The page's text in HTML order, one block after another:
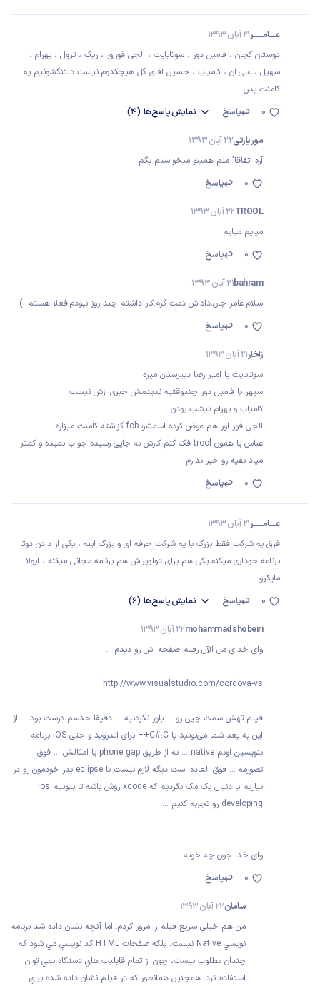
عــــــامـــــــــر21 آبان 1393
دوستان کجان ، فامیل دور ، سوتابایت ، الجی فوراِور ، ریک ، ترول ، بهرام ،
سهیل ، علی.ان ، کامیاب ، حسین اقای گل هیچکدوم نیست دلتنگشونیم یه
کامنت بدن
پاسخ
نمایشپاسخ‌ها (4) 0
موریارتی22 آبان 1393
آره اتفاقا" منم همینو میخواستم بگم
پاسخ
0
TROOL22 آبان 1393
میایم میایم
پاسخ
0
bahram21 آبان 1393
سلام عامر جان.داداش دمت گرم.کار داشتم چند روز نبودم.فعلا هستم :)
پاسخ
0
زاخار21 آبان 1393
سوتابایت یا امیر رضا دبیرستان میره
سپهر یا فامیل دور چندوقتیه ندیدمش خبری ازش نیست
کامیاب و بهرام دیشب بودن
الجی فور اور هم عوض کرده اسمشو fcb گزاشته کامنت میزاره
عباس یا همون trool فک کنم کارش به جایی رسیده جواب نمیده و کمتر
میاد بقیه رو خبر ندارم
پاسخ
0
عــــــامـــــــــر21 آبان 1393
فرق یه شرکت فقط بزرگ با یه شرکت حرفه ای و بزرگ اینه ، یکی از دادن دوتا
برنامه خوداری میکنه یکی هم برای دولوپراش هم برنامه مجانی میکنه ، ایولا
مایکرو
پاسخ
نمایشپاسخ‌ها (6) 0
mohammad shobeiri22 آبان 1393
وای خدای من الآن رفتم صفحه اش رو دیدم ...
http://www.visualstudio.com/cordova-vs
فیلم تهش سمت چپی رو ... باور نکردنیه ... دقیقا حدسم درست بود ... از
این به بعد شما می‌تونید با C#،C++ برای اندروید و حتی iOS برنامه
بنویسین اونم native ... نه از طریق phone gap یا امثالش ... فوق
تصورمه ... فوق العاده است دیگه لازم نیست با eclipse پدر خودمون رو در
بیاریم یا دنبال یک مک بگردیم که xcode روش باشه تا بتونیم ios
developing رو تجربه کنیم ...
وای خدا جون چه خوبه ...
پاسخ
0
سامان22 آبان 1393
من هم خيلي سريع فيلم را مرور كردم. اما آنچه نشان داده شد برنامه
نويسي Native نيست، بلكه صفحات HTML كد نويسي مي شود كه
چندان مطلوب نيست، چون از تمام قابليت هاي دستگاه نمي توان
استفاده كرد. همچنين همانطور كه در فيلم نشان داده شده براي